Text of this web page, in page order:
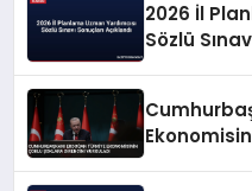
2026 İl
Sözlü